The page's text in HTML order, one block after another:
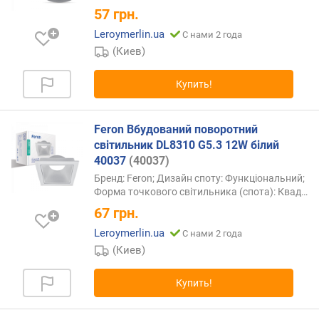
ш
ы
м
о
а
л
ф
в
и
(
57 грн.
Leroymerlin.ua С нами 2 года
(Киев)
Купить!
Feron Вбудований поворотний
світильник DL8310 G5.3 12W білий
40037 (40037)
Бренд: Feron; Дизайн споту: Функціональний;
Форма точкового світильника (спота): Квад…
67 грн.
Leroymerlin.ua С нами 2 года
(Киев)
Купить!